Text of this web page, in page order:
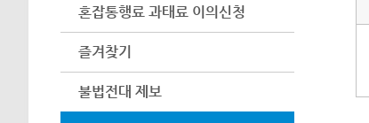
혼잡통행료 과태료 이의신청
즐겨찾기
불법전대 제보